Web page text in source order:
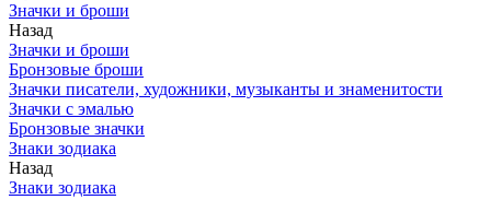
Значки и броши
Назад
Значки и броши
Бронзовые броши
Значки писатели, художники, музыканты и знаменитости
Значки с эмалью
Бронзовые значки
Знаки зодиака
Назад
Знаки зодиака